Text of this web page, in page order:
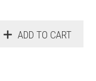
ADD TO CART